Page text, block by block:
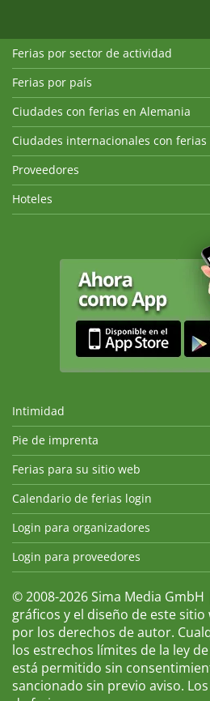
Ferias por sector de actividad
Ferias por país
Ciudades con ferias en Alemania
Ciudades internacionales con ferias
Proveedores
Hoteles
Intimidad
Pie de imprenta
Ferias para su sitio web
Calendario de ferias login
Login para organizadores
Login para proveedores
© 2008-2026 Sima Media
gráficos y el diseño de este
por los derechos de autor.
los estrechos límites de la ley
está permitido sin
sancionado sin previo aviso.